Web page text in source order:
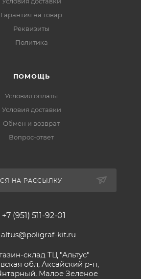
Гарантия на товар
Реквизиты
Политика
ПОМОЩЬ
Условия оплаты
Условия доставки
Обмен и возврат
Вопрос-ответ
НА РАССЫЛКУ
+7 (951) 511-92-01
altus@poligraf-kit.ru
склад ТЦ "Альтус"
обл, Аксайский р-н,
Малое Зеленое